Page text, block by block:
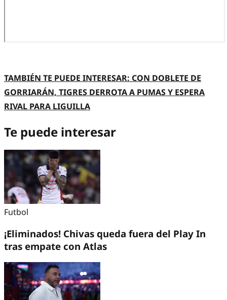
TAMBIÉN TE PUEDE INTERESAR: CON DOBLETE DE
GORRIARÁN, TIGRES DERROTA A PUMAS Y ESPERA
RIVAL PARA LIGUILLA
Te puede interesar
Futbol
¡Eliminados! Chivas queda fuera del Play In
tras empate con Atlas